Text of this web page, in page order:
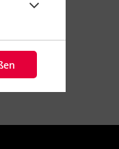
#Darwinismus